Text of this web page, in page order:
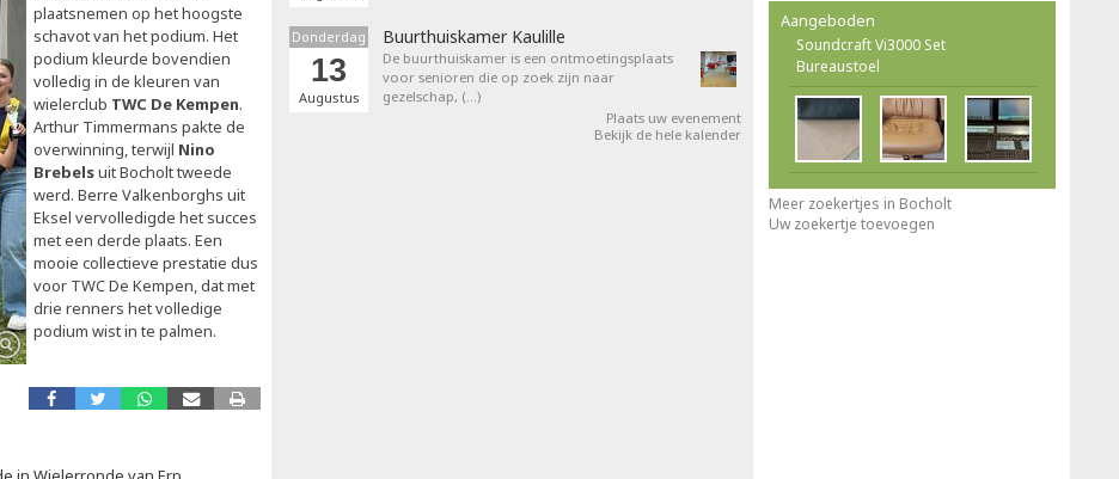
plaatsnemen op het hoogste
schavot van het podium. Het
podium kleurde bovendien
volledig in de kleuren van
wielerclub TWC De Kempen.
Arthur Timmermans pakte de
overwinning, terwijl Nino
Brebelsuit Bocholt tweede
werd. Berre Valkenborghs uit
Eksel vervolledigde het succes
met een derde plaats. Een
mooie collectieve prestatie dus
voor TWC De Kempen, dat met
drie renners het volledige
podium wist in te palmen.
Donderdag
13
Augustus
Buurthuiskamer Kaulille
De buurthuiskamer is een ontmoetingsplaats
voor senioren die op zoek zijn naar
gezelschap, (…)
Plaats uw evenement
Bekijk de hele kalender
Aangeboden
Soundcraft Vi3000 Set
Bureaustoel
Meer zoekertjes in Bocholt
Uw zoekertje toevoegen